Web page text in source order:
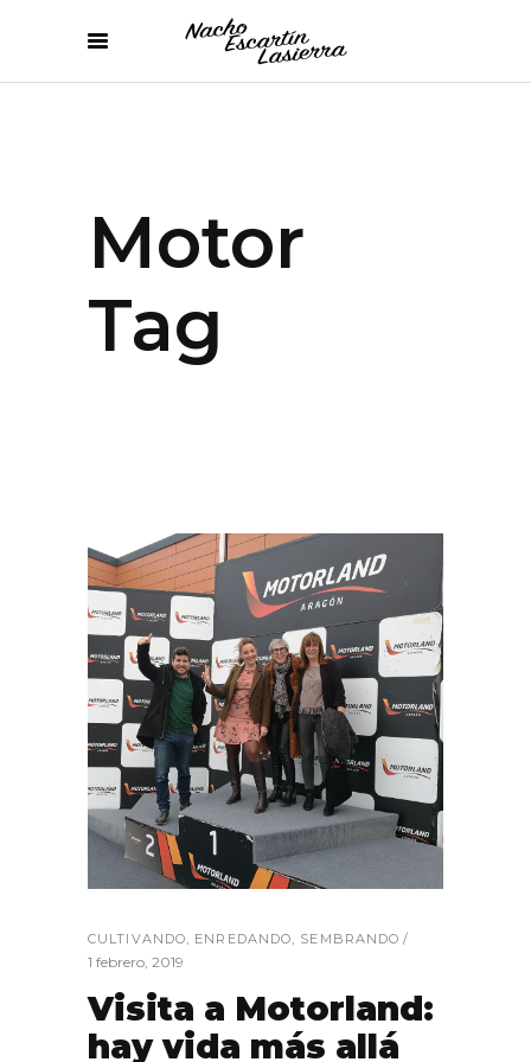
Motor
Tag
CULTIVANDO, ENREDANDO, SEMBRANDO
1 febrero, 2019
Visita a Motorland:
hay vida más allá